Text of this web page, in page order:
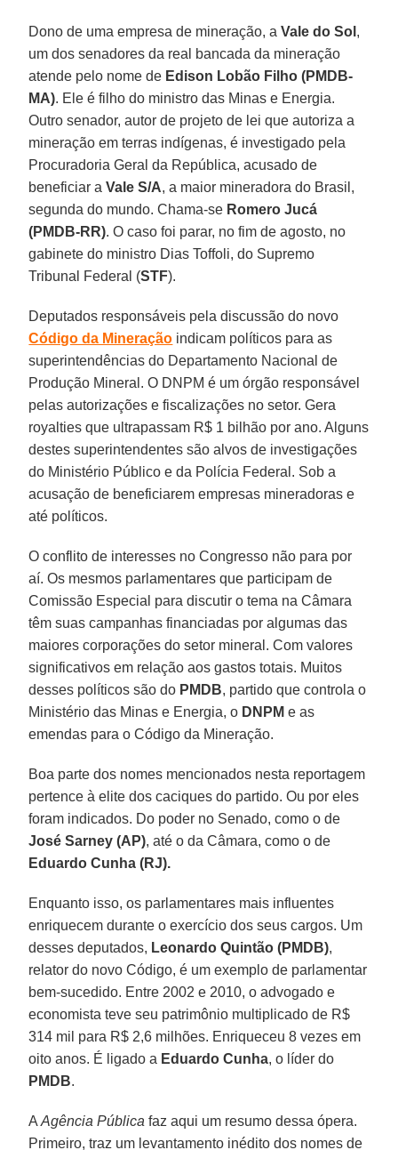
Dono de uma empresa de mineração, aVale do Sol ,
um dos senadores da real bancada da mineração
atende pelo nome de Edison Lobão Filho (PMDB-
MA). Ele é filho do ministro das Minas e Energia.
Outro senador, autor de projeto de lei que autoriza a
mineração em terras indígenas, é investigado pela
Procuradoria Geral da República, acusado de
beneficiar aVale S/A, a maior mineradora do Brasil,
segunda do mundo. Chama-se Romero Jucá
(PMDB-RR). O caso foi parar, no fim de agosto, no
gabinete do ministro Dias Toffoli, do Supremo
Tribunal Federal (STF).
Deputados responsáveis pela discussão do novo
Código da Mineração indicam políticos para as
superintendências do Departamento Nacional de
Produção Mineral. O DNPM é um órgão responsável
pelas autorizações e fiscalizações no setor. Gera
royalties que ultrapassam R$ 1 bilhão por ano. Alguns
destes superintendentes são alvos de investigações
do Ministério Público e da Polícia Federal. Sob a
acusação de beneficiarem empresas mineradoras e
até políticos.
O conflito de interesses no Congresso não para por
aí. Os mesmos parlamentares que participam de
Comissão Especial para discutir o tema na Câmara
têm suas campanhas financiadas por algumas das
maiores corporações do setor mineral. Com valores
significativos em relação aos gastos totais. Muitos
desses políticos são do PMDB, partido que controla o
Ministério das Minas e Energia, o DNPM e as
emendas para o Código da Mineração.
Boa parte dos nomes mencionados nesta reportagem
pertence à elite dos caciques do partido. Ou por eles
foram indicados. Do poder no Senado, como o de
José Sarney (AP), até o da Câmara, como o de
Eduardo Cunha (RJ).
Enquanto isso, os parlamentares mais influentes
enriquecem durante o exercício dos seus cargos. Um
desses deputados, Leonardo Quintão (PMDB),
relator do novo Código, é um exemplo de parlamentar
bem-sucedido. Entre 2002 e 2010, o advogado e
economista teve seu patrimônio multiplicado de R$
314 mil para R$ 2,6 milhões. Enriqueceu 8 vezes em
oito anos. É ligado a Eduardo Cunha, o líder do
PMDB.
A Agência Pública faz aqui um resumo dessa ópera.
Primeiro, traz um levantamento inédito dos nomes de